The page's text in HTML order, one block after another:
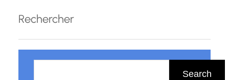
former des agents capables d’assurer la
prévention…
Rechercher
Search